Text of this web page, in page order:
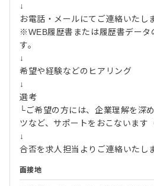
↓
お電話・メールにてご連絡いたし
※WEB履歴書または履歴書データ
す。
↓
希望や経験などのヒアリング
↓
選考
└ご希望の方には、企業理解を深
ツなど、サポートをおこないます
↓
合否を求人担当よりご連絡いたし
面接地